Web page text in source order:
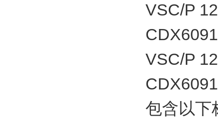
VSC/P
VSC/P
包含以下